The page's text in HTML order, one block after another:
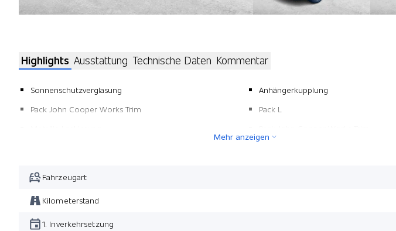
Highlights Ausstattung Technische Daten Kommentar
Sonnenschutzverglasung
Pack John Cooper Works Trim
Anhängerkupplung
Pack L
Mehr anzeigen
Fahrzeugart
Kilometerstand
1. Inverkehrsetzung